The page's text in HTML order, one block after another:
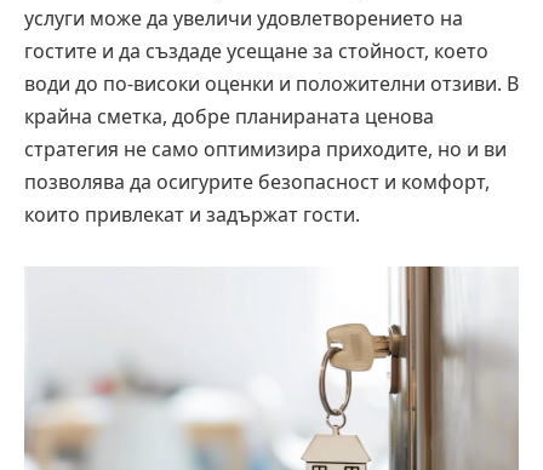
услуги може да увеличи удовлетворението на
гостите и да създаде усещане за стойност, което
води до по-високи оценки и положителни отзиви. В
крайна сметка, добре планираната ценова
стратегия не само оптимизира приходите, но и ви
позволява да осигурите безопасност и комфорт,
които привлекат и задържат гости.